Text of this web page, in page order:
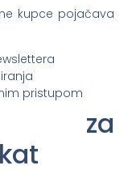
kupce pojačava
pristupom
za